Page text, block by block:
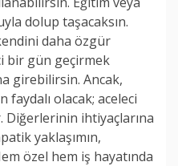
dolup taşacaksın.
daha özgür
bir gün geçirmek
girebilirsin. Ancak,
olacak; aceleci
Diğerlerinin ihtiyaçlarına
yaklaşımın,
özel hem iş hayatında